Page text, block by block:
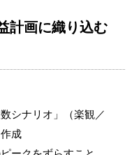
計画に織り込む
シナリオ」（楽観／
成